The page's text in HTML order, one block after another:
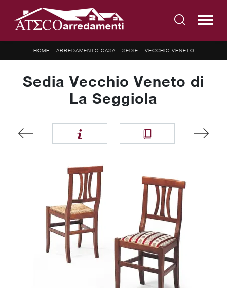
HOME - ARREDAMENTO CASA - SEDIE - VECCHIO VENETO
Sedia Vecchio Veneto di
La Seggiola